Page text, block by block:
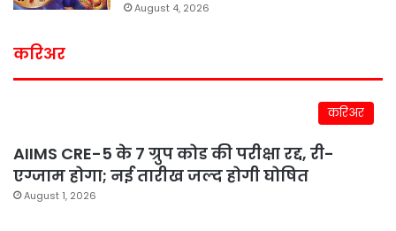
August 4, 2026
करिअर
करिअर
AIIMS CRE-5 के 7 ग्रुप कोड की परीक्षा रद्द, री-
एग्जाम होगा; नई तारीख जल्द होगी घोषित
August 1, 2026